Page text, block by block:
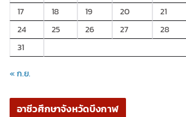
17
18 19 20 21
24
25 26 27 28
31
« ก.ย.
อาชีวศึกษาจังหวัดบึงกาฬ